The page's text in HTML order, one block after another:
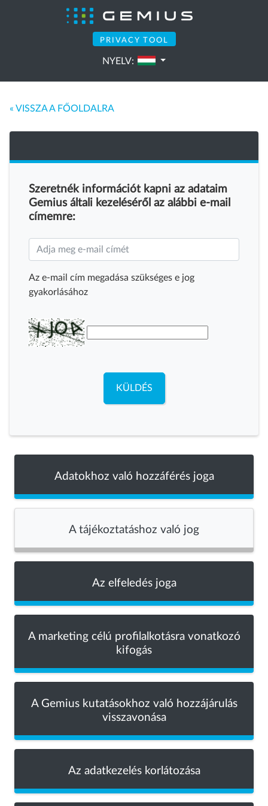
PRIVACY TOOL
NYELV:
« VISSZA A FŐOLDALRA
Szeretnék információt kapni az adataim
Gemius általi kezeléséről az alábbi e-mail
címemre:
Az e-mail cím megadása szükséges e jog
gyakorlásához
KÜLDÉS
Adatokhoz való hozzáférés joga
A tájékoztatáshoz való jog
Az elfeledés joga
A marketing célú profilalkotásra vonatkozó
kifogás
A Gemius kutatásokhoz való hozzájárulás
visszavonása
Az adatkezelés korlátozása